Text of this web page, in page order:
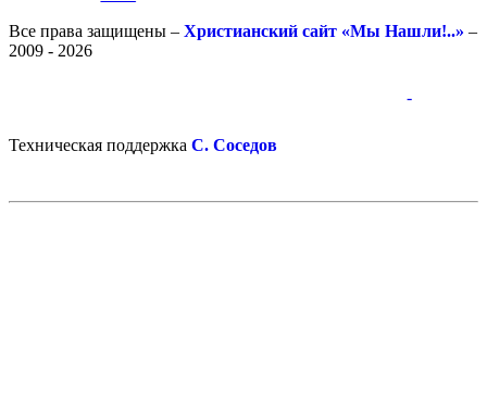
Все права защищены – Христианский сайт «Мы Нашли!..» –
2009 - 2026
-
Техническая поддержка С. Соседов